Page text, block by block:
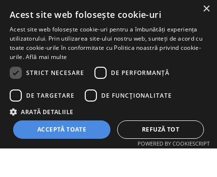
Găsește-ți metoda potrivită de digitalizare pe platforma
Newsletter
Înregistrează-te pentru a afla primul despre cele mai noi
metode de digitalizare pe piața internă.
ÎNREGISTREAZĂ-TE
×
Acest site web folosește cookie-uri
Acest site web folosește cookie-uri pentru a îmbunătăți experiența
utilizatorului. Prin utilizarea site-ului nostru web, sunteți de acord cu
toate cookie-urile în conformitate cu Politica noastră privind cookie-
urile.Află mai multe
STRICT NECESARE
DE PERFORMANȚĂ
DE TARGETARE DE FUNCŢIONALITATE
ARATĂ DETALIILE
ACCEPTĂ TOATE REFUZĂ TOT
POWERED BY COOKIESCRIPT